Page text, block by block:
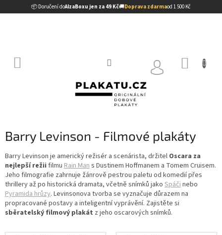
📦 Doručení doAlzaBoxu jen za 49 Kč🚚Doprava zdarmaod 1 500 Kč
na
Barry Levinson - Filmové plakáty
Barry Levinson je americký režisér a scenárista, držitel Oscara za
nejlepší režii filmu Rain Man s Dustinem Hoffmanem a Tomem Cruisem.
Jeho filmografie zahrnuje žánrově pestrou paletu od komedií přes
thrillery až po historická dramata, včetně snímků jako Spáči nebo
Pyramida hrůzy. Levinsonova tvorba se vyznačuje důrazem na
propracované postavy a inteligentní vyprávění. Zajistěte si
sběratelský filmový plakát z jeho oscarových snímků.